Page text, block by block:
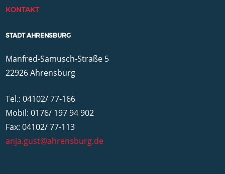
KONTAKT
STADT AHRENSBURG
Manfred-Samusch-Straße 5
22926 Ahrensburg
Tel.: 04102/ 77-166
Mobil: 0176/ 197 94 902
Fax: 04102/ 77-113
anja.gust@ahrensburg.de